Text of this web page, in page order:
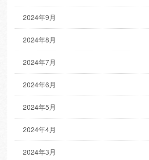
2024年9月
2024年8月
2024年7月
2024年6月
2024年5月
2024年4月
2024年3月